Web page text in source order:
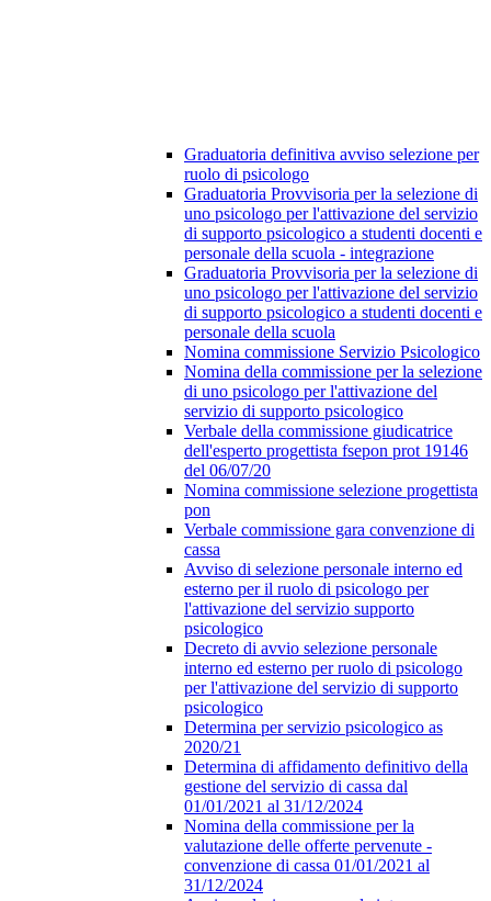
Graduatoria definitiva avviso selezione per
ruolo di psicologo
Graduatoria Provvisoria per la selezione di
uno psicologo per l'attivazione del servizio
di supporto psicologico a studenti docenti e
personale della scuola - integrazione
Graduatoria Provvisoria per la selezione di
uno psicologo per l'attivazione del servizio
di supporto psicologico a studenti docenti e
personale della scuola
Nomina commissione Servizio Psicologico
Nomina della commissione per la selezione
di uno psicologo per l'attivazione del
servizio di supporto psicologico
Verbale della commissione giudicatrice
dell'esperto progettista fsepon prot 19146
del 06/07/20
Nomina commissione selezione progettista
pon
Verbale commissione gara convenzione di
cassa
Avviso di selezione personale interno ed
esterno per il ruolo di psicologo per
l'attivazione del servizio supporto
psicologico
Decreto di avvio selezione personale
interno ed esterno per ruolo di psicologo
per l'attivazione del servizio di supporto
psicologico
Determina per servizio psicologico as
2020/21
Determina di affidamento definitivo della
gestione del servizio di cassa dal
01/01/2021 al 31/12/2024
Nomina della commissione per la
valutazione delle offerte pervenute -
convenzione di cassa 01/01/2021 al
31/12/2024